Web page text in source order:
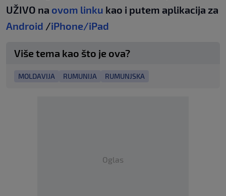
UŽIVO na ovom linku kao i putem aplikacija za
Android /iPhone/iPad
Više tema kao što je ova?
MOLDAVIJA RUMUNIJA RUMUNJSKA
Oglas